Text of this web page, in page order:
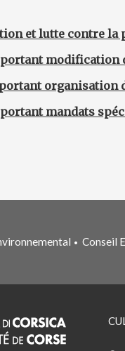
et lutte contre la
modification
organisation
mandats
• Conseil